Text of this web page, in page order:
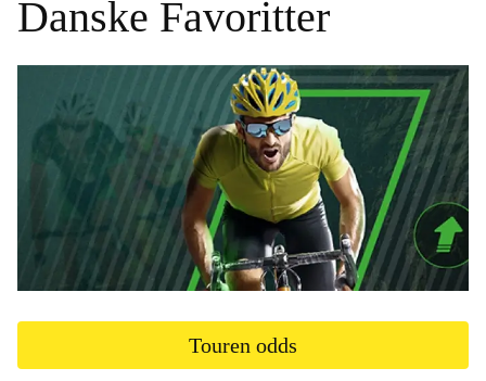
Danske Favoritter
Touren odds